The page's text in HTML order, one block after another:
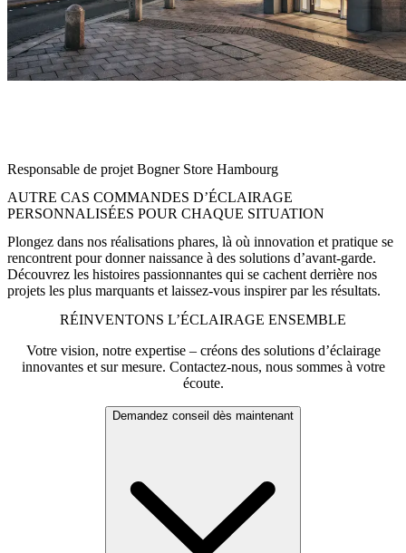
Responsable de projet Bogner Store Hambourg
AUTRE CAS COMMANDES D’ÉCLAIRAGE
PERSONNALISÉES POUR CHAQUE SITUATION
Plongez dans nos réalisations phares, là où innovation et pratique se
rencontrent pour donner naissance à des solutions d’avant-garde.
Découvrez les histoires passionnantes qui se cachent derrière nos
projets les plus marquants et laissez-vous inspirer par les résultats.
RÉINVENTONS L’ÉCLAIRAGE ENSEMBLE
Votre vision, notre expertise – créons des solutions d’éclairage
innovantes et sur mesure. Contactez-nous, nous sommes à votre
écoute.
Demandez conseil dès maintenant